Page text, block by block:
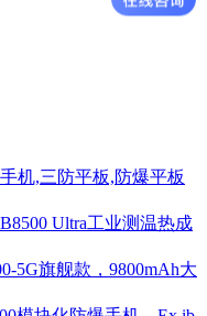
机,三防平板,防爆平板
Ultra工业测温热成
5G旗舰款，9800mAh大